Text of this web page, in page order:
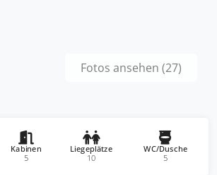
Fotos ansehen (27)
Kabinen
5
Liegeplätze
10
WC/Dusche
5